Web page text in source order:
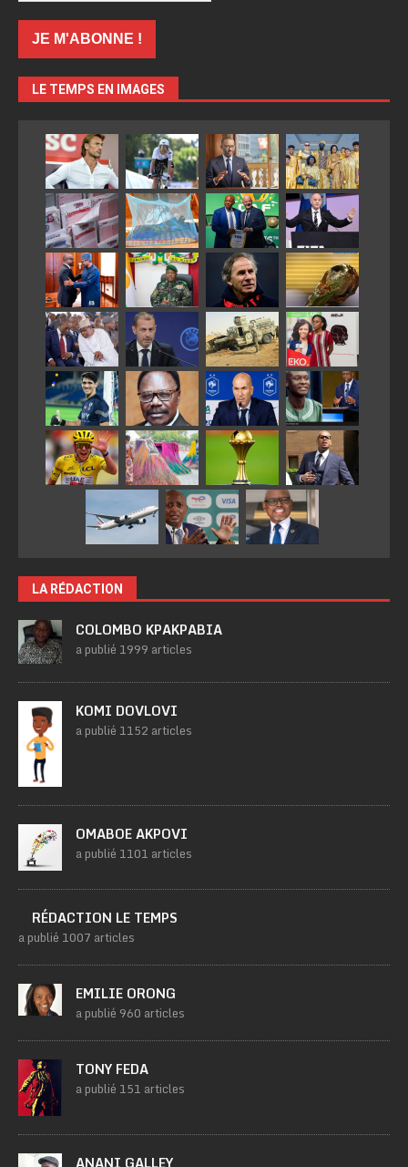
LE TEMPS EN IMAGES
LA RÉDACTION
COLOMBO KPAKPABIA
a publié 1999 articles
KOMI DOVLOVI
a publié 1152 articles
OMABOE AKPOVI
a publié 1101 articles
RÉDACTION LE TEMPS
a publié 1007 articles
EMILIE ORONG
a publié 960 articles
TONY FEDA
a publié 151 articles